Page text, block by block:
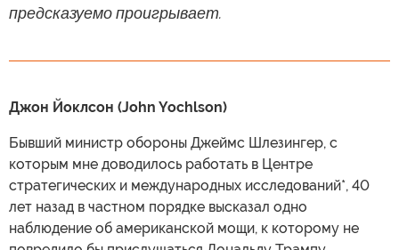
предсказуемо проигрывает.
Джон Йоклсон (John Yochlson)
Бывший министр обороны Джеймс Шлезингер, с
которым мне доводилось работать в Центре
стратегических и международных исследований*, 40
лет назад в частном порядке высказал одно
наблюдение об американской мощи, к которому не